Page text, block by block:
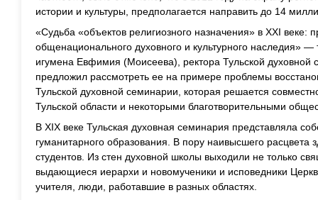
истории и культуры, предполагается направить до 14
«Судьба «объектов религиозного назначения» в XXI веке:
общенационального духовного и культурного наследия»
игумена Евфимия (Моисеева), ректора Тульской духовной
предложил рассмотреть ее на примере проблемы
Тульской духовной семинарии, которая решается
Тульской области и некоторыми благотворительными
В XIX веке Тульская духовная семинария представляла
гуманитарного образования. В пору наивысшего расцвета
студентов. Из стен духовной школы выходили не только
выдающиеся иерархи и новомученики и исповедники
учителя, люди, работавшие в разных областях.